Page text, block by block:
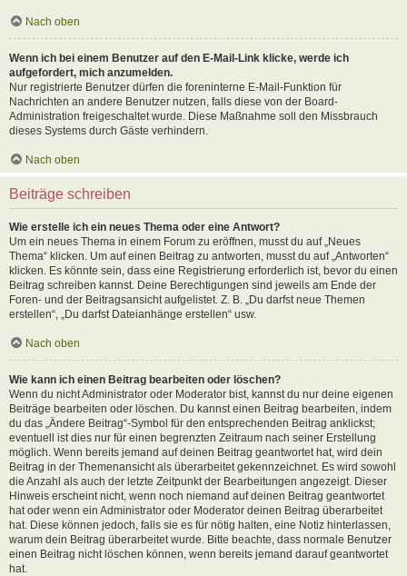
Nach oben
Wenn ich bei einem Benutzer auf den E-Mail-Link klicke, werde ich
aufgefordert, mich anzumelden.
Nur registrierte Benutzer dürfen die foreninterne E-Mail-Funktion für
Nachrichten an andere Benutzer nutzen, falls diese von der Board-
Administration freigeschaltet wurde. Diese Maßnahme soll den Missbrauch
dieses Systems durch Gäste verhindern.
Nach oben
Beiträge schreiben
Wie erstelle ich ein neues Thema oder eine Antwort?
Um ein neues Thema in einem Forum zu eröffnen, musst du auf „Neues
Thema“ klicken. Um auf einen Beitrag zu antworten, musst du auf „Antworten“
klicken. Es könnte sein, dass eine Registrierung erforderlich ist, bevor du einen
Beitrag schreiben kannst. Deine Berechtigungen sind jeweils am Ende der
Foren- und der Beitragsansicht aufgelistet. Z. B. „Du darfst neue Themen
erstellen“, „Du darfst Dateianhänge erstellen“ usw.
Nach oben
Wie kann ich einen Beitrag bearbeiten oder löschen?
Wenn du nicht Administrator oder Moderator bist, kannst du nur deine eigenen
Beiträge bearbeiten oder löschen. Du kannst einen Beitrag bearbeiten, indem
du das „Ändere Beitrag“-Symbol für den entsprechenden Beitrag anklickst;
eventuell ist dies nur für einen begrenzten Zeitraum nach seiner Erstellung
möglich. Wenn bereits jemand auf deinen Beitrag geantwortet hat, wird dein
Beitrag in der Themenansicht als überarbeitet gekennzeichnet. Es wird sowohl
die Anzahl als auch der letzte Zeitpunkt der Bearbeitungen angezeigt. Dieser
Hinweis erscheint nicht, wenn noch niemand auf deinen Beitrag geantwortet
hat oder wenn ein Administrator oder Moderator deinen Beitrag überarbeitet
hat. Diese können jedoch, falls sie es für nötig halten, eine Notiz hinterlassen,
warum dein Beitrag überarbeitet wurde. Bitte beachte, dass normale Benutzer
einen Beitrag nicht löschen können, wenn bereits jemand darauf geantwortet
hat.